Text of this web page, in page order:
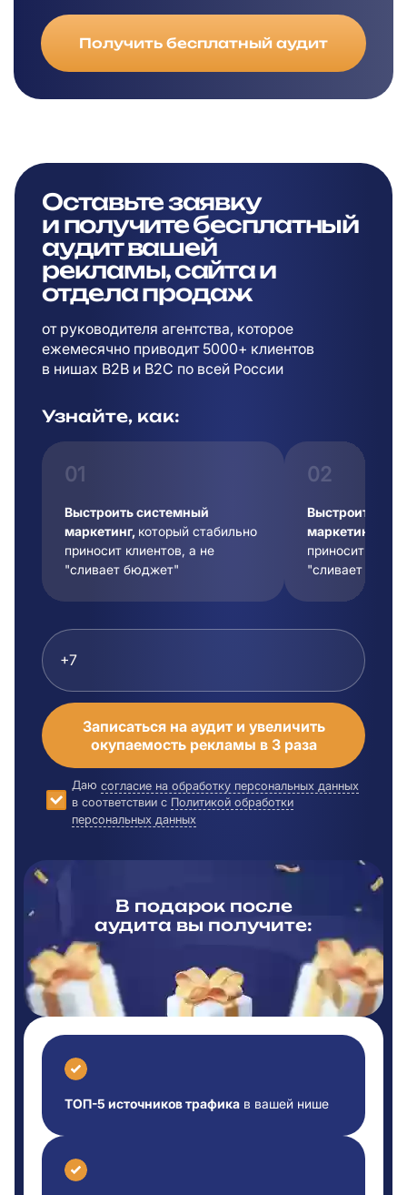
Получить бесплатный аудит
Оставьте заявку
и получите бесплатный
аудит вашей
рекламы,сайта и
отдела продаж
от руководителя агентства, которое
ежемесячно приводит 5000+ клиентов
в нишах B2B и B2C по всей России
Узнайте, как:
01
Выстроить системный
маркетинг, который стабильно
приносит клиентов, а не
"сливает бюджет"
02
Выстроить
маркетинг,
приносит
"сливает
Записаться на аудит и увеличить
окупаемость рекламы в 3 раза
Даю согласие на обработку персональных данных
в соответствии с Политикой обработки
персональных данных
В подарок после
аудита вы получите:
ТОП-5 источников трафика в вашей нише